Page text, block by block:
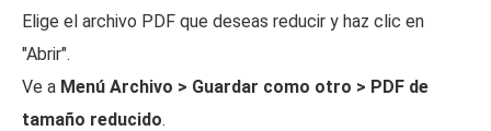
Elige el archivo PDF que deseas reducir y haz clic en
"Abrir".
Ve a Menú Archivo > Guardar como otro > PDF de
tamaño reducido.